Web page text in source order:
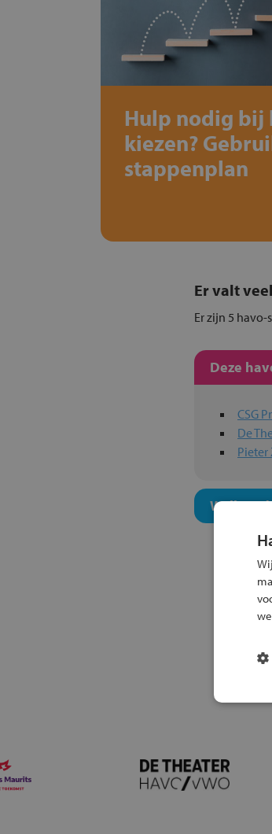
Hulp nodig bij
kiezen?
stappenplan
Er valt
Er zijn 5
Deze
CSG
De
Pieter
Welk